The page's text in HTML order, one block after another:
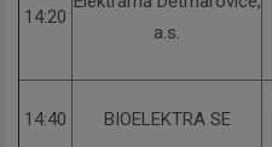
14:20
a.s.
14:40 BIOELEKTRA SE